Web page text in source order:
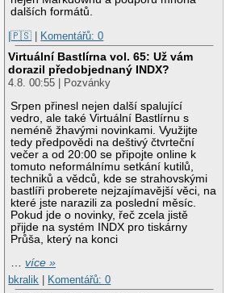
dalších formátů.
|🇵🇸 | Komentářů: 0
Virtuální Bastlírna vol. 65: Už vám
dorazil předobjednaný INDX?
4.8. 00:55 | Pozvánky
Srpen přinesl nejen další spalující
vedro, ale také Virtuální Bastlírnu s
neméně žhavými novinkami. Využijte
tedy předpovědi na deštivý čtvrteční
večer a od 20:00 se připojte online k
tomuto neformálnímu setkání kutilů,
techniků a vědců, kde se strahovskými
bastlíři proberete nejzajímavější věci, na
které jste narazili za poslední měsíc.
Pokud jde o novinky, řeč zcela jistě
přijde na systém INDX pro tiskárny
Průša, který na konci
…více »
bkralik
Komentářů: 0